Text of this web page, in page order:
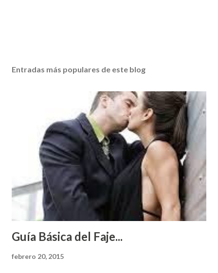
Entradas más populares de este blog
Guía Básica del Faje...
febrero 20, 2015